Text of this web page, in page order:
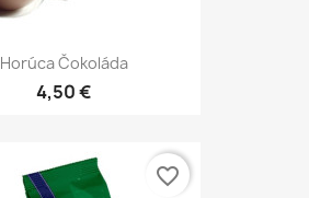
Horúca Čokoláda
4,50 €
favorite_border